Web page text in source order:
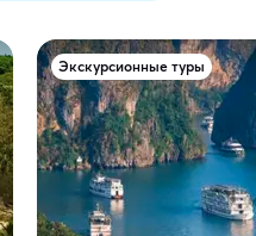
Экскурсионные туры